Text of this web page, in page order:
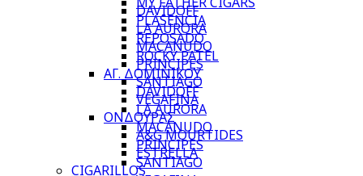
DAVIDOFF
LA AURORA
MACANUDO
PRINCIPES
SANTIAGO
VEGAFINA
ΟΝΔΟΥΡΑΣ
A&G MOURTIDES
ESTRELLA
CIGARILLOS
PLASENCIA
REPOSADO
ROCKY PATEL
ΑΓ. ΔΟΜΙΝΙΚΟΥ
DAVIDOFF
LA AURORA
MACANUDO
PRINCIPES
SANTIAGO